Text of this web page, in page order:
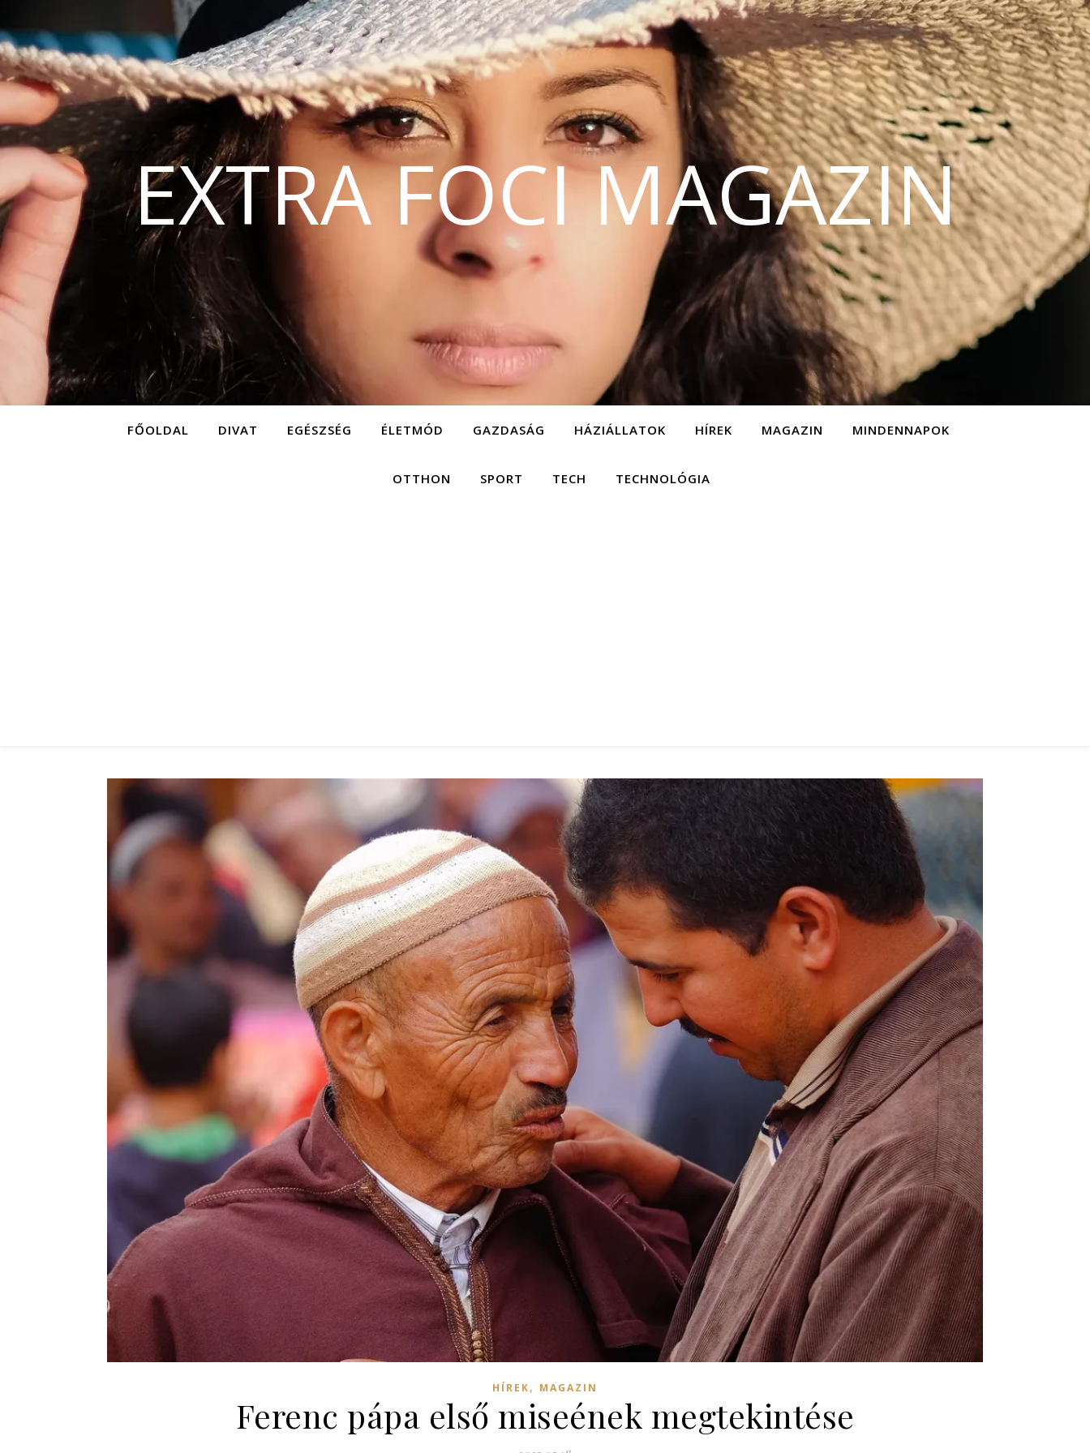
EXTRA FOCI MAGAZIN
FŐOLDAL DIVAT EGÉSZSÉG ÉLETMÓD GAZDASÁG HÁZIÁLLATOK HÍREK MAGAZIN MINDENNAPOK
OTTHON SPORT TECH TECHNOLÓGIA
HÍREK, MAGAZIN
Ferenc pápa első miseének megtekintése